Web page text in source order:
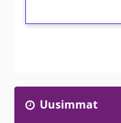
Uusimmat